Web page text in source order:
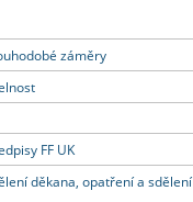
více
více
více
více
záměry
FF UK
děkana, opatření a sdělení